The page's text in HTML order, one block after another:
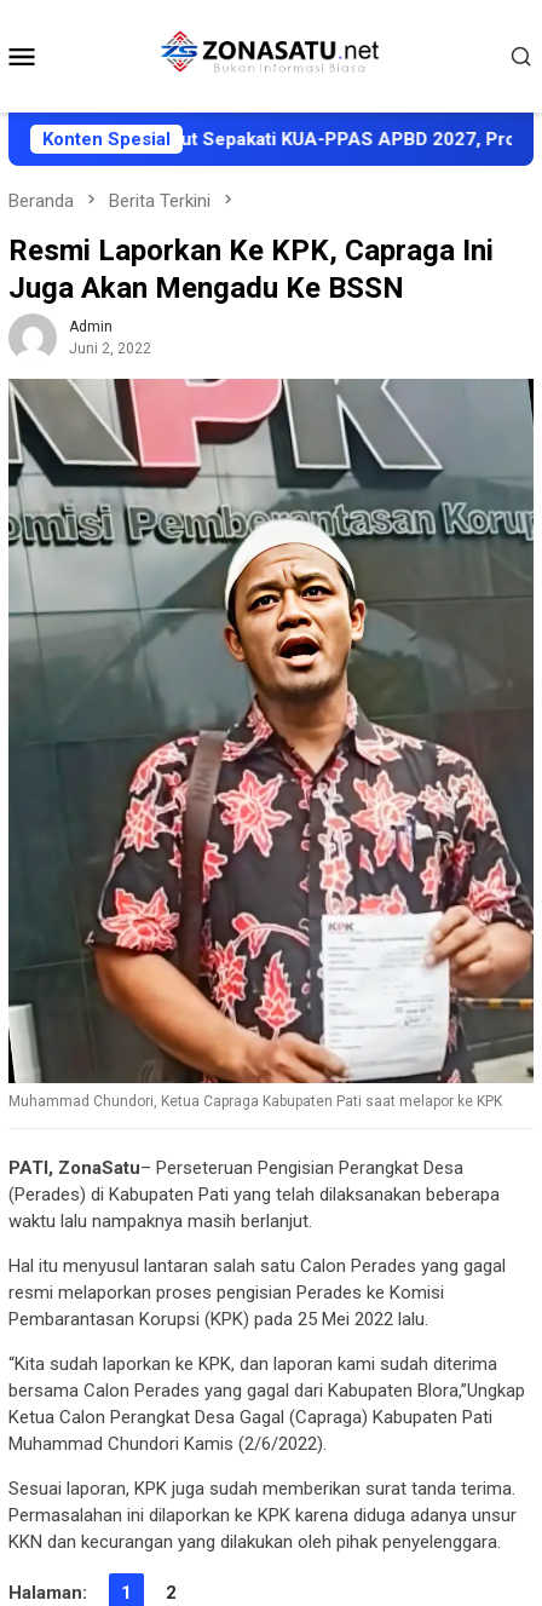
konten
Konten Spesial
Halut Sepakati KUA-PPAS APBD 2027, Proyeksi
Beranda Berita Terkini
Resmi Laporkan Ke KPK, Capraga Ini
Juga Akan Mengadu Ke BSSN
Admin
Juni 2, 2022
Muhammad Chundori, Ketua Capraga Kabupaten Pati saat melapor ke KPK
PATI, ZonaSatu– Perseteruan Pengisian Perangkat Desa
(Perades) di Kabupaten Pati yang telah dilaksanakan beberapa
waktu lalu nampaknya masih berlanjut.
Hal itu menyusul lantaran salah satu Calon Perades yang gagal
resmi melaporkan proses pengisian Perades ke Komisi
Pembarantasan Korupsi (KPK) pada 25 Mei 2022 lalu.
“Kita sudah laporkan ke KPK, dan laporan kami sudah diterima
bersama Calon Perades yang gagal dari Kabupaten Blora,”Ungkap
Ketua Calon Perangkat Desa Gagal (Capraga) Kabupaten Pati
Muhammad Chundori Kamis (2/6/2022).
Sesuai laporan, KPK juga sudah memberikan surat tanda terima.
Permasalahan ini dilaporkan ke KPK karena diduga adanya unsur
KKN dan kecurangan yang dilakukan oleh pihak penyelenggara.
Halaman: 1 2